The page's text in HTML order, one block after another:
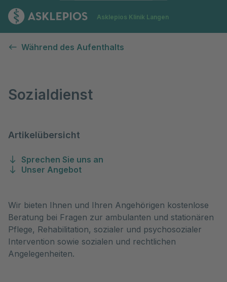
Zur Startseite
Asklepios Klinik Langen
Während des Aufenthalts
Sozialdienst
Artikelübersicht
Sprechen Sie uns an
Unser Angebot
Wir bieten Ihnen und Ihren Angehörigen kostenlose
Beratung bei Fragen zur ambulanten und stationären
Pflege, Rehabilitation, sozialer und psychosozialer
Intervention sowie sozialen und rechtlichen
Angelegenheiten.